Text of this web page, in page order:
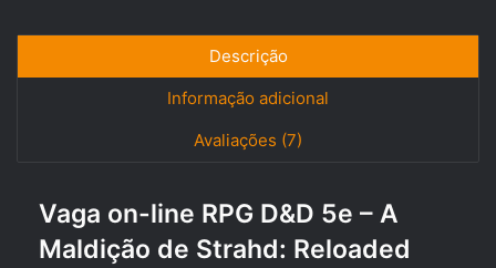
c
e
k
st
o
ai
l
ar
e
Descrição
Informação adicional
Avaliações (7)
Vaga on-line RPG D&D 5e – A
Maldição de Strahd: Reloaded